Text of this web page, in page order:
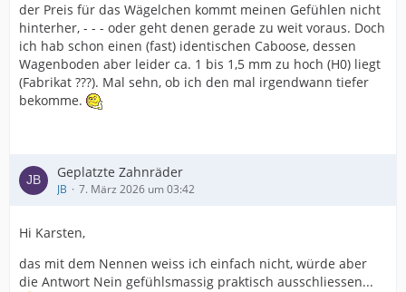
der Preis für das Wägelchen kommt meinen Gefühlen nicht
hinterher, - - - oder geht denen gerade zu weit voraus. Doch
ich hab schon einen (fast) identischen Caboose, dessen
Wagenboden aber leider ca. 1 bis 1,5 mm zu hoch (H0) liegt
(Fabrikat ???). Mal sehn, ob ich den mal irgendwann tiefer
bekomme.
Geplatzte Zahnräder
JB 7. März 2026 um 03:42
Hi Karsten,
das mit dem Nennen weiss ich einfach nicht, würde aber
die Antwort Nein gefühlsmassig praktisch ausschliessen...